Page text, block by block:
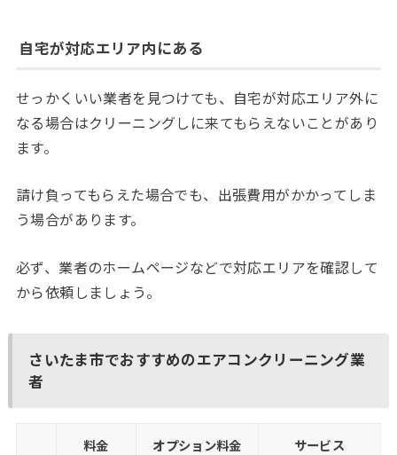
自宅が対応エリア内にある
せっかくいい業者を見つけても、自宅が対応エリア外に
なる場合はクリーニングしに来てもらえないことがあり
ます。
請け負ってもらえた場合でも、出張費用がかかってしま
う場合があります。
必ず、業者のホームページなどで対応エリアを確認して
から依頼しましょう。
さいたま市でおすすめのエアコンクリーニング業
者
料金 オプション料金 サービス